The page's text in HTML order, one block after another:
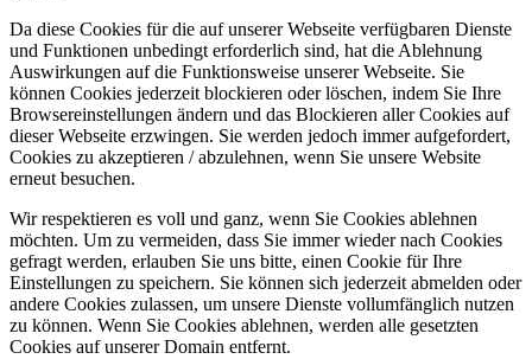
Da diese Cookies für die auf unserer Webseite verfügbaren Dienste
und Funktionen unbedingt erforderlich sind, hat die Ablehnung
Auswirkungen auf die Funktionsweise unserer Webseite. Sie
können Cookies jederzeit blockieren oder löschen, indem Sie Ihre
Browsereinstellungen ändern und das Blockieren aller Cookies auf
dieser Webseite erzwingen. Sie werden jedoch immer aufgefordert,
Cookies zu akzeptieren / abzulehnen, wenn Sie unsere Website
erneut besuchen.
Wir respektieren es voll und ganz, wenn Sie Cookies ablehnen
möchten. Um zu vermeiden, dass Sie immer wieder nach Cookies
gefragt werden, erlauben Sie uns bitte, einen Cookie für Ihre
Einstellungen zu speichern. Sie können sich jederzeit abmelden oder
andere Cookies zulassen, um unsere Dienste vollumfänglich nutzen
zu können. Wenn Sie Cookies ablehnen, werden alle gesetzten
Cookies auf unserer Domain entfernt.